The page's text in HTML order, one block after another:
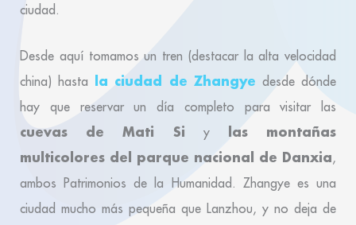
ciudad.
Desde aquí tomamos un tren (destacar la alta velocidad
china) hasta
la ciudad de Zhangye desde dónde
hay que reservar un día completo para visitar las
cuevas de Mati Si y
las montañas
multicolores del parque nacional de Danxia,
ambos Patrimonios de la Humanidad. Zhangye es una
ciudad mucho más pequeña que Lanzhou, y no deja de